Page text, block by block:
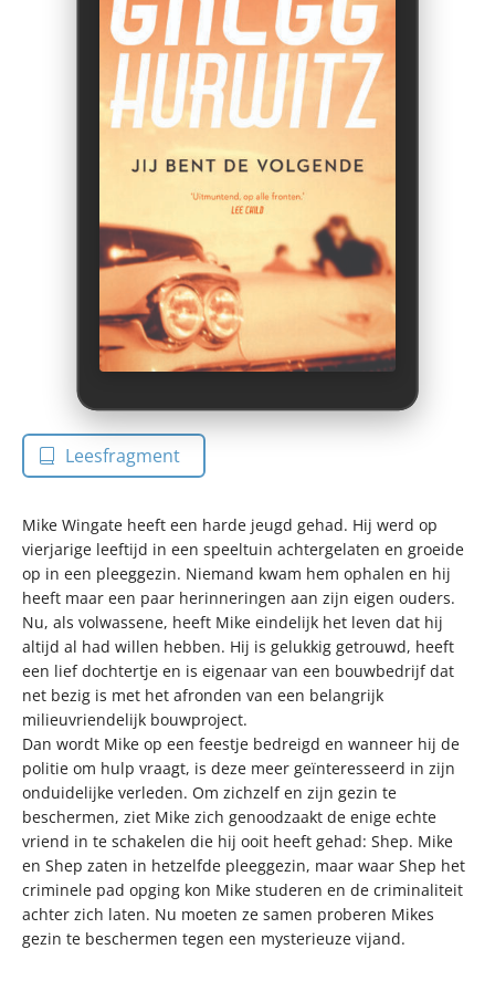
Leesfragment
Mike Wingate heeft een harde jeugd gehad. Hij werd op
vierjarige leeftijd in een speeltuin achtergelaten en groeide
op in een pleeggezin. Niemand kwam hem ophalen en hij
heeft maar een paar herinneringen aan zijn eigen ouders.
Nu, als volwassene, heeft Mike eindelijk het leven dat hij
altijd al had willen hebben. Hij is gelukkig getrouwd, heeft
een lief dochtertje en is eigenaar van een bouwbedrijf dat
net bezig is met het afronden van een belangrijk
milieuvriendelijk bouwproject.
Dan wordt Mike op een feestje bedreigd en wanneer hij de
politie om hulp vraagt, is deze meer geïnteresseerd in zijn
onduidelijke verleden. Om zichzelf en zijn gezin te
beschermen, ziet Mike zich genoodzaakt de enige echte
vriend in te schakelen die hij ooit heeft gehad: Shep. Mike
en Shep zaten in hetzelfde pleeggezin, maar waar Shep het
criminele pad opging kon Mike studeren en de criminaliteit
achter zich laten. Nu moeten ze samen proberen Mikes
gezin te beschermen tegen een mysterieuze vijand.